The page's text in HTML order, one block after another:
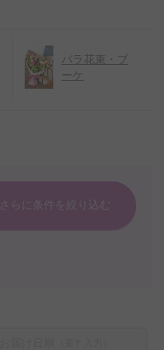
バラ花束・ブ
ーケ
さらに条件を絞り込む